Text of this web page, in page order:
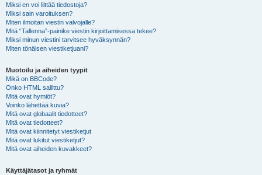
Miksi en voi liittää tiedostoja?
Miksi sain varoituksen?
Miten ilmoitan viestin valvojalle?
Mitä “Tallenna”-painike viestin kirjoittamisessa tekee?
Miksi minun viestini tarvitsee hyväksynnän?
Miten tönäisen viestiketjuani?
Muotoilu ja aiheiden tyypit
Mikä on BBCode?
Onko HTML sallittu?
Mitä ovat hymiöt?
Voinko lähettää kuvia?
Mitä ovat globaalit tiedotteet?
Mitä ovat tiedotteet?
Mitä ovat kiinnitetyt viestiketjut
Mitä ovat lukitut viestiketjut?
Mitä ovat aiheiden kuvakkeet?
Käyttäjätasot ja ryhmät